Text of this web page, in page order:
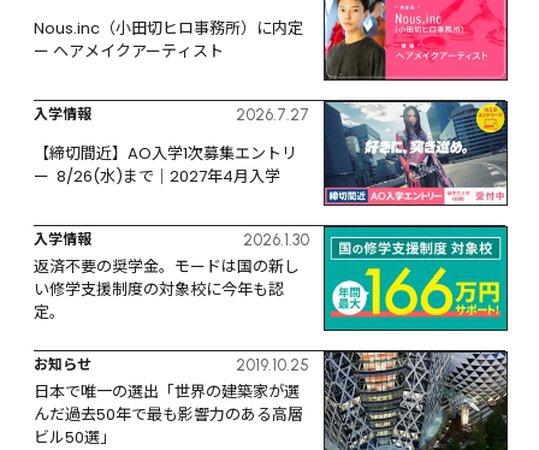
Nous.inc（小田切ヒロ事務所）に内定
ー ヘアメイクアーティスト
入学情報 2026.7.27
【締切間近】AO入学1次募集エントリ
ー  8/26(水)まで｜2027年4月入学
入学情報 2026.1.30
返済不要の奨学金。モードは国の新し
い修学支援制度の対象校に今年も認
定。
お知らせ 2019.10.25
日本で唯一の選出「世界の建築家が選
んだ過去50年で最も影響力のある高層
ビル50選」